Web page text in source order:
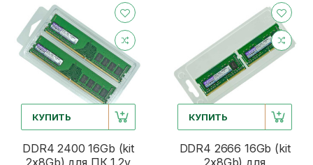
КУПИТЬ
DDR4 2400 16Gb (kit
2x8Gb) для ПК 1.2v
КУПИТЬ
DDR4 2666 16Gb (kit
2x8Gb) для